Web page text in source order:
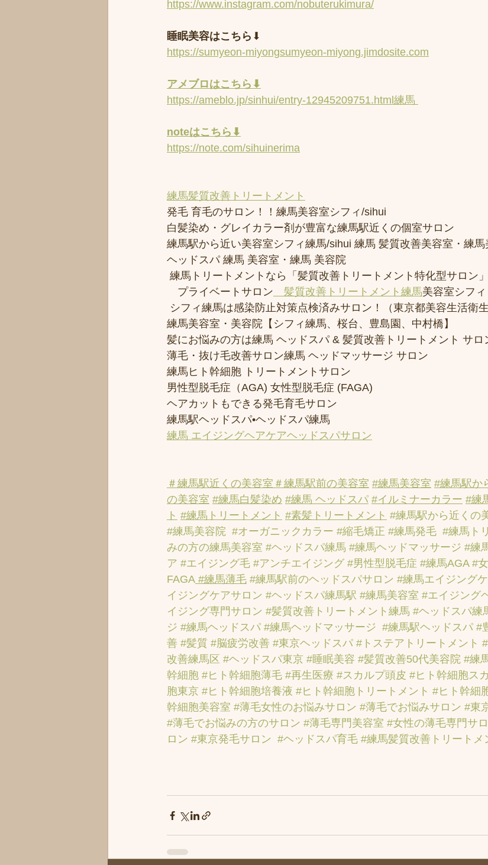
https://www.instagram.com/nobuterukimura/
睡眠美容はこちら ⬇︎
https://sumyeon-miyongsumyeon-miyong.jimdosite.com
アメブロはこちら⬇︎
https://ameblo.jp/sinhui/entry-12945209751.html練馬
noteはこちら⬇︎
https://note.com/sihuinerima
練馬髪質改善トリートメント
発毛 育毛のサロン！！練馬美容室シフィ/sihui
白髪染め・グレイカラー剤が豊富な練馬駅近くの個室サロン
練馬駅から近い美容室シフィ練馬/sihui 練馬 髪質改善美容室・練
ヘッドスパ 練馬 美容室・練馬 美容院
練馬トリートメントなら「髪質改善トリートメント特化型サロン
プライベートサロン 髪質改善トリートメント練馬美容室シフィ
シフィ練馬は感染防止対策点検済みサロン！（東京都美容生活衛
練馬美容室・美容院【シフィ練馬、桜台、豊島園、中村橋】
髪にお悩みの方は練馬 ヘッドスパ & 髪質改善トリートメント サロ
薄毛・抜け毛改善サロン練馬 ヘッドマッサージ サロン
練馬ヒト幹細胞 トリートメントサロン
男性型脱毛症（AGA) 女性型脱毛症 (FAGA)
ヘアカットもできる発毛育毛サロン
練馬駅ヘッドスパ•ヘッドスパ練馬
練馬 エイジングヘアケアヘッドスパサロン
＃練馬駅近くの美容室 ＃練馬駅前の美容室 #練馬美容室 #練馬駅か
の美容室 #練馬白髪染め #練馬 ヘッドスパ #イルミナーカラー #練
ト #練馬トリートメント #素髪トリートメント #練馬駅から近くの
#練馬美容院 #オーガニックカラー #縮毛矯正 #練馬発毛 #練馬ト
みの方の練馬美容室 #ヘッドスパ練馬 #練馬ヘッドマッサージ #練
ア #エイジング毛 #アンチエイジング #男性型脱毛症 #練馬AGA #
FAGA #練馬薄毛 #練馬駅前のヘッドスパサロン #練馬エイジング
イジングケアサロン #ヘッドスパ練馬駅 #練馬美容室 #エイジング
イジング専門サロン #髪質改善トリートメント練馬 #ヘッドスパ練
ジ #練馬ヘッドスパ #練馬ヘッドマッサージ #練馬駅ヘッドスパ #
善 #髪質 #脳疲労改善 #東京ヘッドスパ #トステアトリートメント
改善練馬区 #ヘッドスパ東京 #睡眠美容 #髪質改善50代美容院 #練
幹細胞 #ヒト幹細胞薄毛 #再生医療 #スカルプ頭皮 #ヒト幹細胞ス
胞東京 #ヒト幹細胞培養液 #ヒト幹細胞トリートメント #ヒト幹細
幹細胞美容室 #薄毛女性のお悩みサロン #薄毛でお悩みサロン #東
#薄毛でお悩みの方のサロン #薄毛専門美容室 #女性の薄毛専門サ
ロン #東京発毛サロン #ヘッドスパ育毛 #練馬髪質改善トリートメ